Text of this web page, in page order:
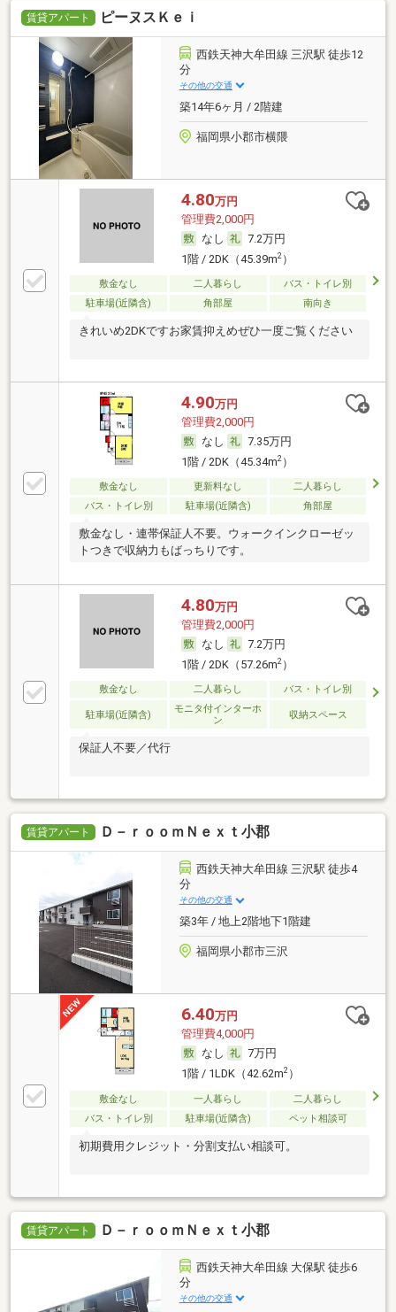
賃貸アパート ピーヌスＫｅｉ
西鉄天神大牟田線 三沢駅 徒歩12
分
その他の交通
築14年6ヶ月 / 2階建
福岡県小郡市横隈
4.80万円
管理費2,000円
なし
7.2万円
1階 / 2DK（45.39m2）
敷金なし 二人暮らし
バス・トイレ別
駐車場(近隣含)
角部屋 南向き
きれいめ2DKですお家賃抑えめぜひ一度ご覧ください
4.90万円
管理費2,000円
なし
7.35万円
1階 / 2DK（45.34m2）
敷金なし 更新料なし
二人暮らし
バス・トイレ別
駐車場(近隣含) 角部屋
敷金なし・連帯保証人不要。ウォークインクローゼッ
トつきで収納力もばっちりです。
4.80万円
管理費2,000円
なし
7.2万円
1階 / 2DK（57.26m2）
敷金なし 二人暮らし バス・トイレ別
駐車場(近隣含)
モニタ付インターホ
ン
収納スペース
保証人不要／代行
賃貸アパート Ｄ－ｒｏｏｍＮｅｘｔ小郡
西鉄天神大牟田線 三沢駅 徒歩4
分
その他の交通
築3年 / 地上2階地下1階建
福岡県小郡市三沢
6.40万円
管理費4,000円
なし
7万円
1階 / 1LDK（42.62m2）
敷金なし 一人暮らし
二人暮らし
バス・トイレ別
駐車場(近隣含) ペット相談可
初期費用クレジット・分割支払い相談可。
賃貸アパート Ｄ－ｒｏｏｍＮｅｘｔ小郡
西鉄天神大牟田線 大保駅 徒歩6
分
その他の交通